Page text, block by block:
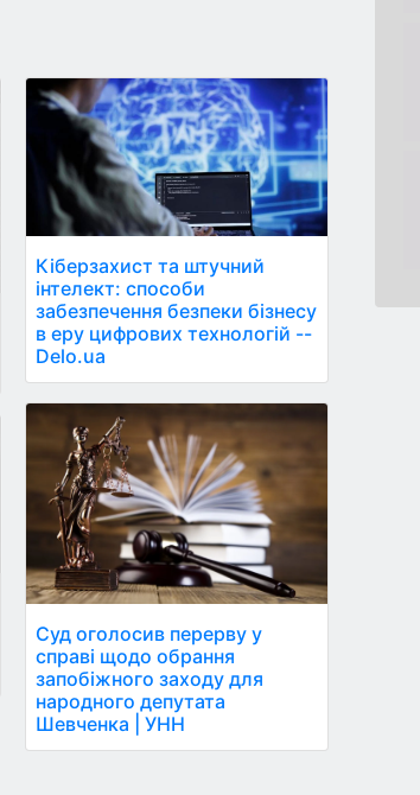
Кіберзахист та штучний
інтелект: способи
забезпечення безпеки бізнесу
в еру цифрових технологій --
Delo.ua
Суд оголосив перерву у
справі щодо обрання
запобіжного заходу для
народного депутата
Шевченка | УНН